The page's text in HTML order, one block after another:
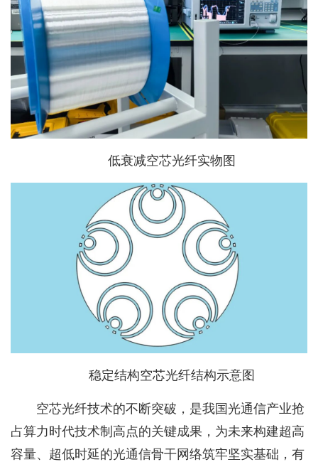
低衰减空芯光纤实物图
稳定结构空芯光纤结构示意图
空芯光纤技术的不断突破，是我国光通信产业抢
占算力时代技术制高点的关键成果，为未来构建超高
容量、超低时延的光通信骨干网络筑牢坚实基础，有